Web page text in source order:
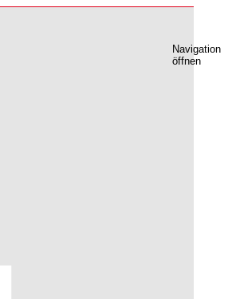
Navigation
öffnen